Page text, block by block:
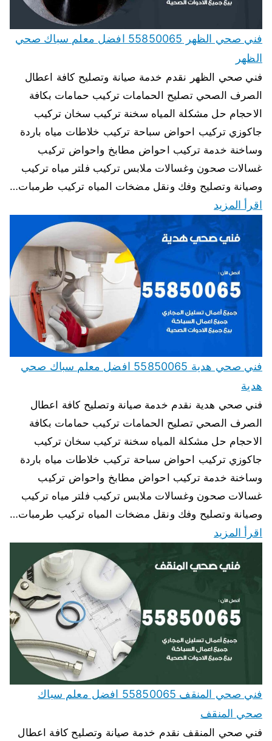
فني صحي الظهر 55850065 افضل معلم سباك صحي
الظهر
فني صحي الظهر نقدم خدمة صيانة وتصليح كافة اعطال
الصرف الصحي تصليح الحمامات تركيب حمامات بكافة
الاحجام حل مشكلة المياه سخنة تركيب سخان تركيب
جاكوزي تركيب احواض سباحة تركيب خلاطات مياه باردة
وساخنة خدمة تركيب احواض مطابخ واحواض تركيب
غسالات صحون وغسالات ملابس تركيب فلتر مياه تركيب
وصيانة وتصليح وفك ونقل مضخات المياه تركيب طرمبات…
اقرأ المزيد
فني صحي هدية 55850065 افضل معلم سباك صحي
هدية
فني صحي هدية نقدم خدمة صيانة وتصليح كافة اعطال
الصرف الصحي تصليح الحمامات تركيب حمامات بكافة
الاحجام حل مشكلة المياه سخنة تركيب سخان تركيب
جاكوزي تركيب احواض سباحة تركيب خلاطات مياه باردة
وساخنة خدمة تركيب احواض مطابخ واحواض تركيب
غسالات صحون وغسالات ملابس تركيب فلتر مياه تركيب
وصيانة وتصليح وفك ونقل مضخات المياه تركيب طرمبات…
اقرأ المزيد
فني صحي المنقف 55850065 افضل معلم سباك
صحي المنقف
فني صحي المنقف نقدم خدمة صيانة وتصليح كافة اعطال